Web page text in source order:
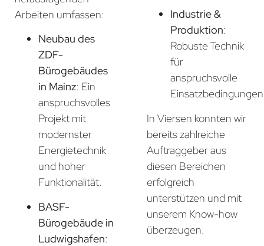
Arbeiten umfassen:
Neubau des
ZDF-
Bürogebäudes
in Mainz: Ein
anspruchsvolles
Projekt mit
modernster
Energietechnik
und hoher
Funktionalität.
BASF-
Bürogebäude in
Ludwigshafen:
Industrie &
Produktion:
Robuste Technik
für
anspruchsvolle
In Viersen konnten wir
bereits zahlreiche
Auftraggeber aus
diesen Bereichen
erfolgreich
unterstützen und mit
unserem Know-how
überzeugen.